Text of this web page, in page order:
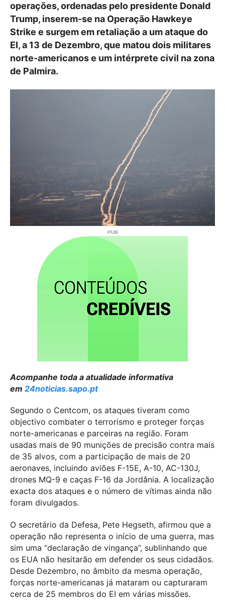
operações, ordenadas pelo presidente Donald
Trump, inserem-se na Operação Hawkeye
Strike e surgem em retaliação a um ataque do
EI, a 13 de Dezembro, que matou dois militares
norte-americanos e um intérprete civil na zona
de Palmira.
Acompanhe toda a atualidade informativa
em 24noticias.sapo.pt
Segundo o Centcom, os ataques tiveram como
objectivo combater o terrorismo e proteger forças
norte-americanas e parceiras na região. Foram
usadas mais de 90 munições de precisão contra mais
de 35 alvos, com a participação de mais de 20
aeronaves, incluindo aviões F-15E, A-10, AC-130J,
drones MQ-9 e caças F-16 da Jordânia. A localização
exacta dos ataques e o número de vítimas ainda não
foram divulgados.
O secretário da Defesa, Pete Hegseth, afirmou que a
operação não representa o início de uma guerra, mas
sim uma “declaração de vingança”, sublinhando que
os EUA não hesitarão em defender os seus cidadãos.
Desde Dezembro, no âmbito da mesma operação,
forças norte-americanas já mataram ou capturaram
cerca de 25 membros do EI em várias missões.